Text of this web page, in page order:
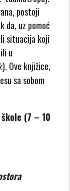
postoji
da, uz pomoć
situacija koji
u
). Ove knjižice,
sa sobom
(7 – 10